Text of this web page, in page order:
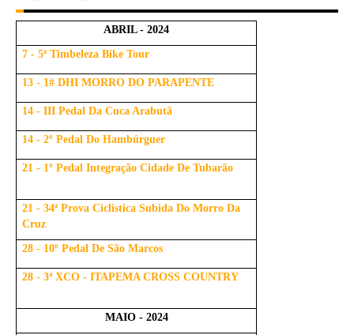
ABRIL - 2024
7 - 5ª Timbeleza Bike Tour
13 - 1# DHI MORRO DO PARAPENTE
14 - III Pedal Da Cuca Arabutã
14 - 2º Pedal Do Hambúrguer
21 - 1º Pedal Integração Cidade De Tubarão
21 - 34ª Prova Ciclistica Subida Do Morro Da
Cruz
28 - 10º Pedal De São Marcos
28 - 3ª XCO - ITAPEMA CROSS COUNTRY
MAIO - 2024